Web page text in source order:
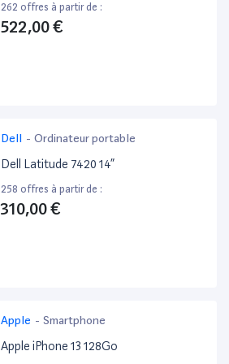
262 offres à partir de :
522,00 €
Dell - Ordinateur portable
Dell Latitude 7420 14”
258 offres à partir de :
310,00 €
Apple - Smartphone
Apple iPhone 13 128Go